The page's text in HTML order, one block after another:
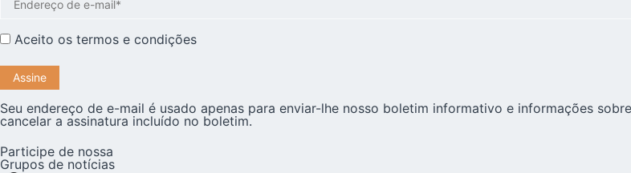
Aceito os termos e condições
Seu endereço de e-mail é usado apenas para enviar-lhe nosso boletim informativo e informações
cancelar a assinatura incluído no boletim.
Participe de nossa
Grupos de notícias